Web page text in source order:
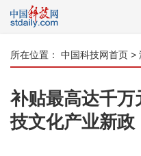
所在位置： 中国科技网首页 >
补贴最高达千
技文化产业新政